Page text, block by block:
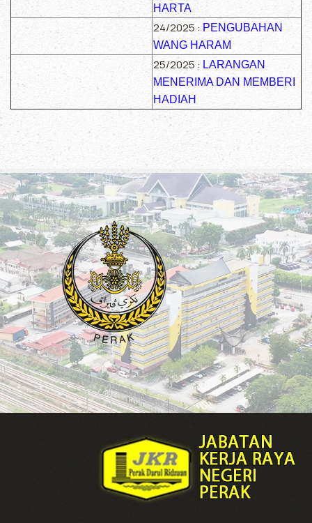
HARTA
24/2025 : PENGUBAHAN
WANG HARAM
25/2025 : LARANGAN
MENERIMA DAN MEMBERI
HADIAH